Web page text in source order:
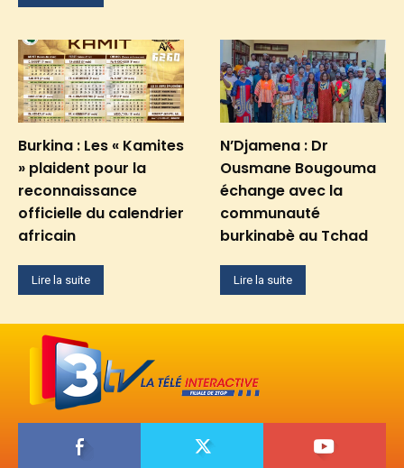
Burkina : Les « Kamites
» plaident pour la
reconnaissance
officielle du calendrier
africain
Lire la suite
N’Djamena : Dr
Ousmane Bougouma
échange avec la
communauté
burkinabè au Tchad
Lire la suite